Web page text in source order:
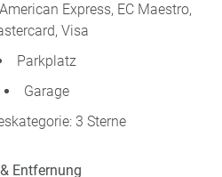
Express, EC Maestro,
Visa
Parkplatz
Garage
3 Sterne
Entfernung